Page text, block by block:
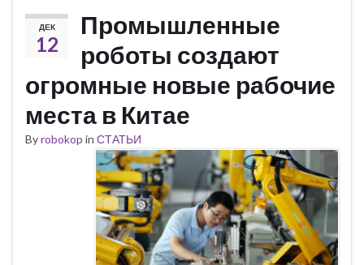
ДЕК
12
Промышленные
роботы создают
огромные новые рабочие
места в Китае
Byrobokop in СТАТЬИ